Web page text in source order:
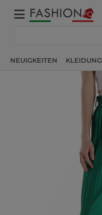
NEUIGKEITEN KLEIDUNG